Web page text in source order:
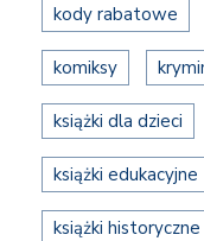
kody rabatowe
komiksy
książki dla dzieci
książki edukacyjne
książki historyczne